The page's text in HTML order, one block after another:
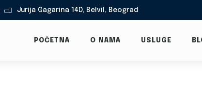
 Jurija Gagarina 14D, Belvil, Beograd
POČETNA O NAMA USLUGE